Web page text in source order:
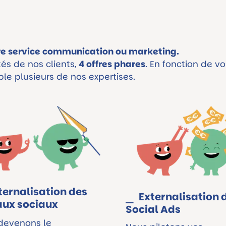
service communication ou marketing.
de nos clients, 4 offres phares. En fonction de
plusieurs de nos expertises.
des
sociaux
le
Externalisation
Social Ads